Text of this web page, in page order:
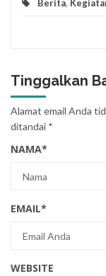
Berita,
Tinggalkan
Alamat email Anda
ditandai *
NAMA*
EMAIL*
WEBSITE